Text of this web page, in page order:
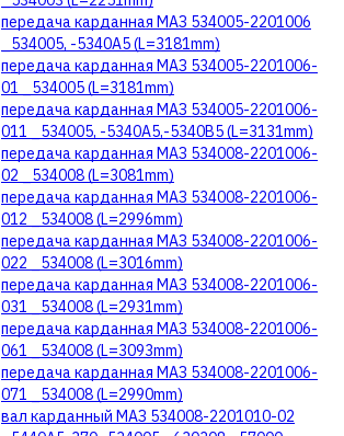
передача карданная МАЗ 534005-2201006
_534005, -5340A5 (L=3181mm)
передача карданная МАЗ 534005-2201006-
01 _534005 (L=3181mm)
передача карданная МАЗ 534005-2201006-
011 _534005, -5340А5,-5340В5 (L=3131mm)
передача карданная МАЗ 534008-2201006-
02 _534008 (L=3081mm)
передача карданная МАЗ 534008-2201006-
012 _534008 (L=2996mm)
передача карданная МАЗ 534008-2201006-
022 _534008 (L=3016mm)
передача карданная МАЗ 534008-2201006-
031 _534008 (L=2931mm)
передача карданная МАЗ 534008-2201006-
061 _534008 (L=3093mm)
передача карданная МАЗ 534008-2201006-
071 _534008 (L=2990mm)
вал карданный МАЗ 534008-2201010-02